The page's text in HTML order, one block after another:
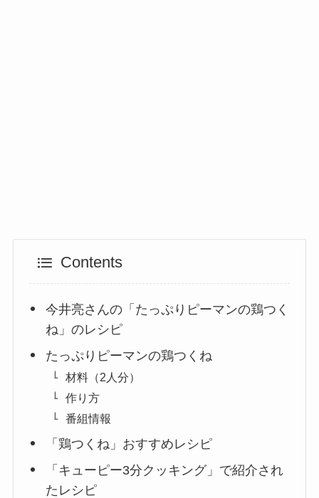
Contents
今井亮さんの「たっぷりピーマンの鶏つく
ね」のレシピ
たっぷりピーマンの鶏つくね
材料（2人分）
作り方
番組情報
「鶏つくね」おすすめレシピ
「キューピー3分クッキング」で紹介され
たレシピ